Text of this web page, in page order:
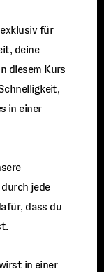
für
deine
diesem Kurs
in einer
jede
dass du
in einer